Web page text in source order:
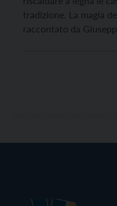
tradizione. La magia
raccontato da